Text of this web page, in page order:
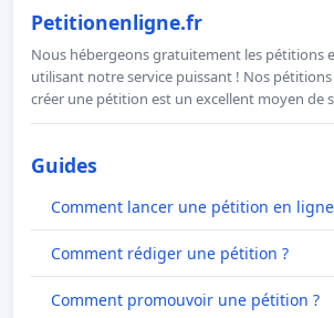
Petitionenligne.fr
Nous hébergeons gratuitement les pétitions
utilisant notre service puissant ! Nos
créer une pétition est un excellent moyen de
Guides
Comment lancer une pétition en ligne
Comment rédiger une pétition ?
Comment promouvoir une pétition ?